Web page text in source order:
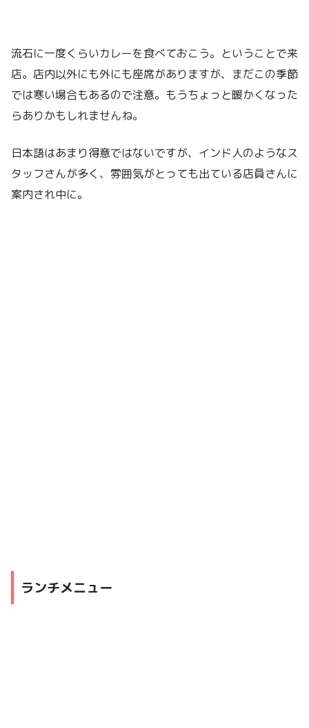
流石に一度くらいカレーを食べておこう。ということで来
店。店内以外にも外にも座席がありますが、まだこの季節
では寒い場合もあるので注意。もうちょっと暖かくなった
らありかもしれませんね。
日本語はあまり得意ではないですが、インド人のようなス
タッフさんが多く、雰囲気がとっても出ている店員さんに
案内され中に。
ランチメニュー